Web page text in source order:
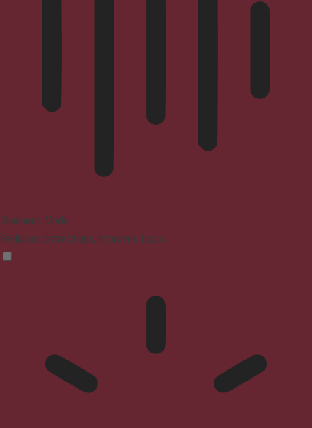
Blindness Mode
Reduces distractions, improves focus